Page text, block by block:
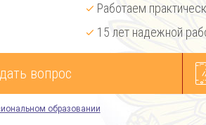
Работаем
15 лет надежной
вопрос
образовании